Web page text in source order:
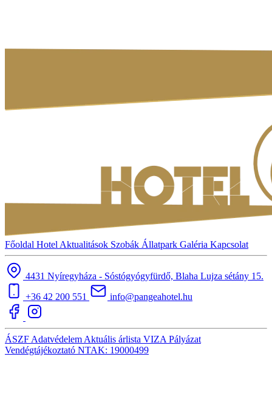
Főoldal HotelAktualitások Szobák Állatpark Galéria Kapcsolat
4431 Nyíregyháza - Sóstógyógyfürdő, Blaha Lujza sétány 15.
+36 42 200 551
info@pangeahotel.hu
ÁSZFAdatvédelemAktuális árlista VIZAPályázat
Vendégtájékoztató NTAK: 19000499